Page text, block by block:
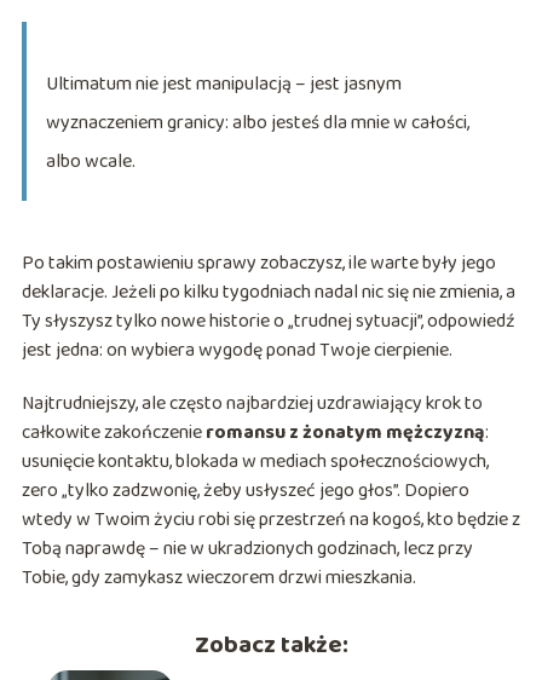
Ultimatum nie jest manipulacją – jest jasnym
wyznaczeniem granicy: albo jesteś dla mnie w całości,
albo wcale.
Po takim postawieniu sprawy zobaczysz, ile warte były jego
deklaracje. Jeżeli po kilku tygodniach nadal nic się nie zmienia, a
Ty słyszysz tylko nowe historie o „trudnej sytuacji”, odpowiedź
jest jedna: on wybiera wygodę ponad Twoje cierpienie.
Najtrudniejszy, ale często najbardziej uzdrawiający krok to
całkowite zakończenieromansu z żonatym mężczyzną:
usunięcie kontaktu, blokada w mediach społecznościowych,
zero „tylko zadzwonię, żeby usłyszeć jego głos”. Dopiero
wtedy w Twoim życiu robi się przestrzeń na kogoś, kto będzie z
Tobą naprawdę – nie w ukradzionych godzinach, lecz przy
Tobie, gdy zamykasz wieczorem drzwi mieszkania.
Zobacz także: